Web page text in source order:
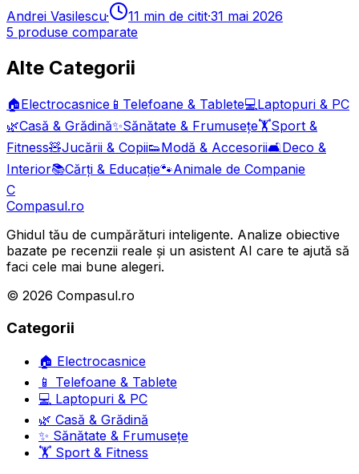
Andrei Vasilescu· 11 min de citit·31 mai 2026
5 produse comparate
Alte Categorii
🏠Electrocasnice 📱 Telefoane & Tablete💻Laptopuri & PC
🌿Casă & Grădină✨Sănătate & Frumusețe🏋️Sport &
Fitness🧸Jucării & Copii👟Modă & Accesorii🛋️Deco &
Interior📚Cărți & Educație🐾Animale de Companie
C
Compasul.ro
Ghidul tău de cumpărături inteligente. Analize obiective
bazate pe recenzii reale și un asistent AI care te ajută să
faci cele mai bune alegeri.
© 2026 Compasul.ro
Categorii
🏠 Electrocasnice
📱 Telefoane & Tablete
💻 Laptopuri & PC
🌿 Casă & Grădină
✨ Sănătate & Frumusețe
🏋️ Sport & Fitness